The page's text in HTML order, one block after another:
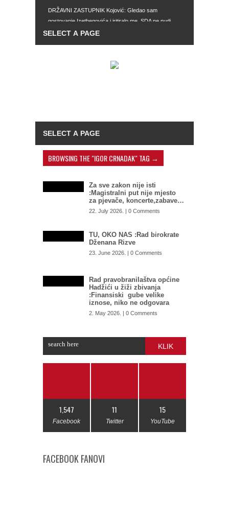
DRŽAVNI ZASTUPNIK Kojović: Gledao sam
gostovanje Izetbegovića i iritiralo me, SDA ne nudi
drugačiji model djelovanja
Sarajevu: SIPA postala kao ikebana, služi za
BROWSING THE "IGOR CRNADAK" TAG →
Za sve zakon nije isti
:Magistralni put nije mjesto
za pjevače, koncerte,zabave…
22. July 2026. | 0 Comments
TU, OKO NAS :Rad birokrate
Dženana Rizve
23. June 2026. | 0 Comments
Rad pravobranilaštva općine
Hadžići u žiži zbivanja
:Finansiski gube velike
iznose, niko ne odgovara
2. May 2026. | 0 Comments
KLIK
1,547
Facebook
11
Twitter
15
YouTube
FACEBOOK FANOVI